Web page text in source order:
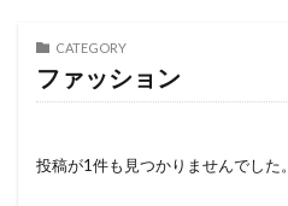
CATEGORY
ファッション
投稿が1件も見つかりませんでした。